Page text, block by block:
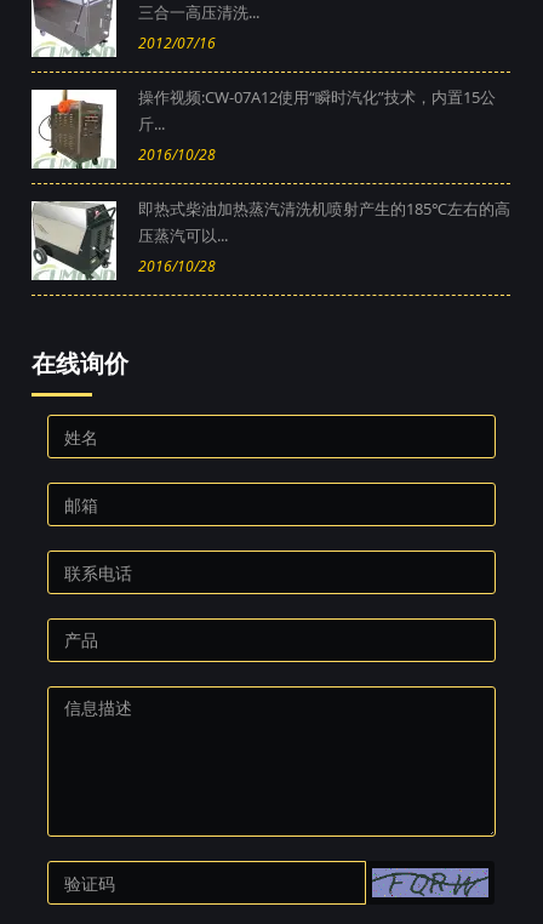
三合一高压清洗...
2012/07/16
操作视频:CW-07A12使用“瞬时汽化”技术，内置15公
斤...
2016/10/28
即热式柴油加热蒸汽清洗机喷射产生的185℃左右的高
压蒸汽可以...
2016/10/28
在线询价